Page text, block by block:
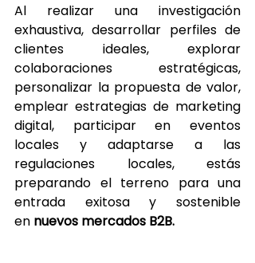
Al realizar una investigación
exhaustiva, desarrollar perfiles de
clientes ideales, explorar
colaboraciones estratégicas,
personalizar la propuesta de valor,
emplear estrategias de marketing
digital, participar en eventos
locales y adaptarse a las
regulaciones locales, estás
preparando el terreno para una
entrada exitosa y sostenible
en nuevos mercados B2B.